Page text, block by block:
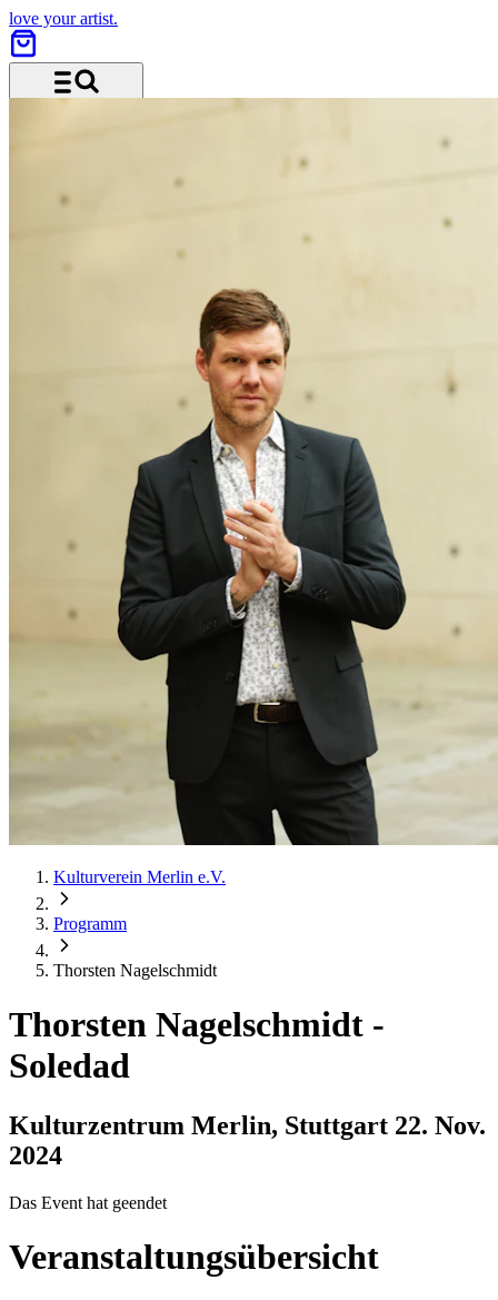
love your artist.
Kulturverein Merlin e.V.
Programm
Thorsten Nagelschmidt
Thorsten Nagelschmidt -
Soledad
Kulturzentrum Merlin, Stuttgart 22. Nov.
2024
Das Event hat geendet
Veranstaltungsübersicht